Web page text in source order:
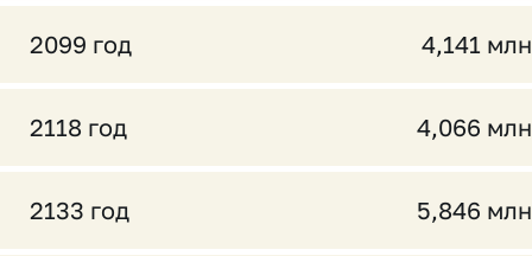
2099 год 4,141
2118 год 4,066
2133 год 5,846